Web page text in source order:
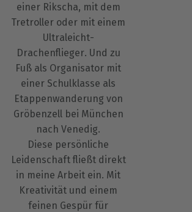
einer Rikscha, mit dem
Tretroller oder mit einem
Ultraleicht-
Drachenflieger. Und zu
Fuß als Organisator mit
einer Schulklasse als
Etappenwanderung von
Gröbenzell bei München
nach Venedig.
Diese persönliche
Leidenschaft fließt direkt
in meine Arbeit ein. Mit
Kreativität und einem
feinen Gespür für